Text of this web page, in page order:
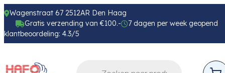
Wagenstraat 67 2512AR Den Haag
Gratis verzending van €100.-
7 dagen per week geopend
klantbeoordeling: 4.3/5